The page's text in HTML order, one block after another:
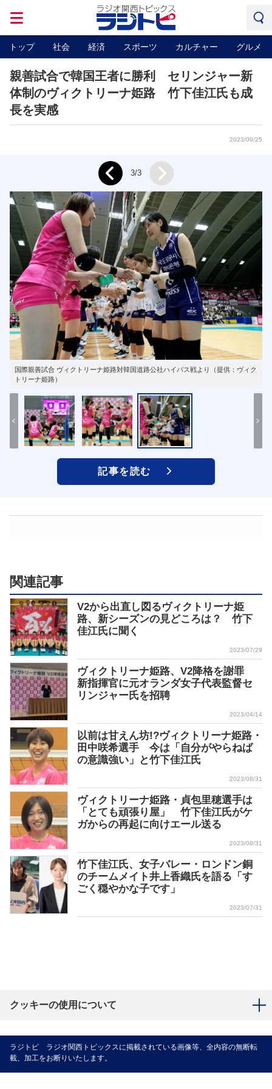
トップ 社会 経済 スポーツ カルチャー グルメ
親善試合で韓国王者に勝利 セリンジャー新
体制のヴィクトリーナ姫路 竹下佳江氏も成
長を実感
2023/09/25
国際親善試合 ヴィクトリーナ姫路対韓国道路公社ハイパス戦より（提供：ヴィク
トリーナ姫路）
Prev 3/3
記事を読む
関連記事
V2から出直し図るヴィクトリーナ姫
路、新シーズンの見どころは？ 竹下
佳江氏に聞く
2023/07/29
ヴィクトリーナ姫路、V2降格を謝罪
新指揮官に元オランダ女子代表監督セ
リンジャー氏を招聘
2023/04/14
以前は甘えん坊!?ヴィクトリーナ姫路・
田中咲希選手 今は「自分がやらねば
の意識強い」と竹下佳江氏
2023/08/31
ヴィクトリーナ姫路・貞包里穂選手は
「とても頑張り屋」 竹下佳江氏がケ
ガからの再起に向けエール送る
2023/08/31
竹下佳江氏、女子バレー・ロンドン銅
のチームメイト井上香織氏を語る「す
ごく穏やかな子です」
2023/07/31
クッキーの使用について
ラジトピ ラジオ関西トピックスに掲載されている画像等、全内容の無断転
載、加工をお断りいたします。